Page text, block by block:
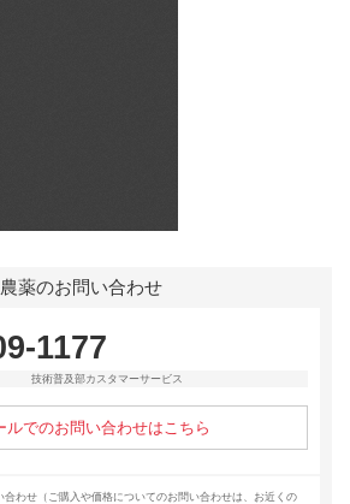
農薬のお問い合わせ
1177
技術普及部カスタマーサービス
ルでのお問い合わせはこちら
わせ（ご購入や価格についてのお問い合わせは、お近くの